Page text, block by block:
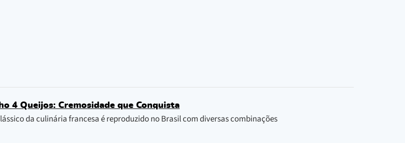
4 Queijos: Cremosidade que Conquista
da culinária francesa é reproduzido no Brasil com diversas combinações